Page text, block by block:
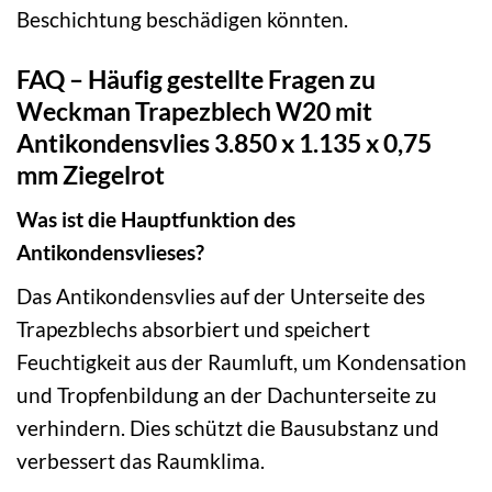
Beschichtung beschädigen könnten.
FAQ – Häufig gestellte Fragen zu
Weckman Trapezblech W20 mit
Antikondensvlies 3.850 x 1.135 x 0,75
mm Ziegelrot
Was ist die Hauptfunktion des
Antikondensvlieses?
Das Antikondensvlies auf der Unterseite des
Trapezblechs absorbiert und speichert
Feuchtigkeit aus der Raumluft, um Kondensation
und Tropfenbildung an der Dachunterseite zu
verhindern. Dies schützt die Bausubstanz und
verbessert das Raumklima.